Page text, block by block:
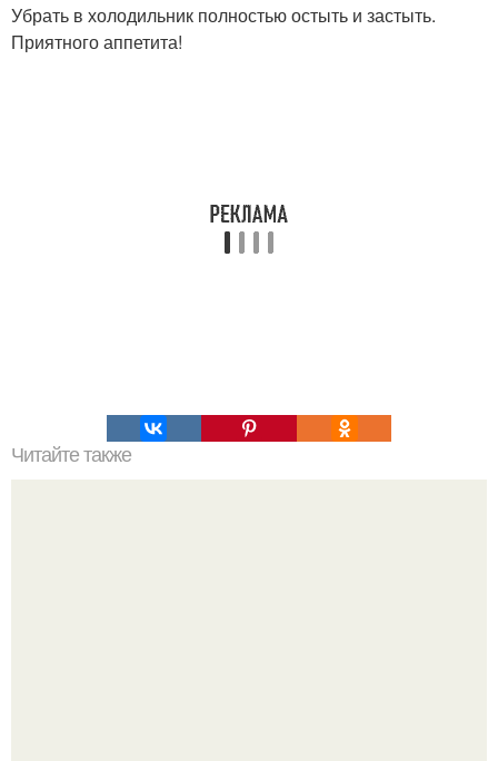
Убрать в холодильник полностью остыть и застыть.
Приятного аппетита!
Читайте также